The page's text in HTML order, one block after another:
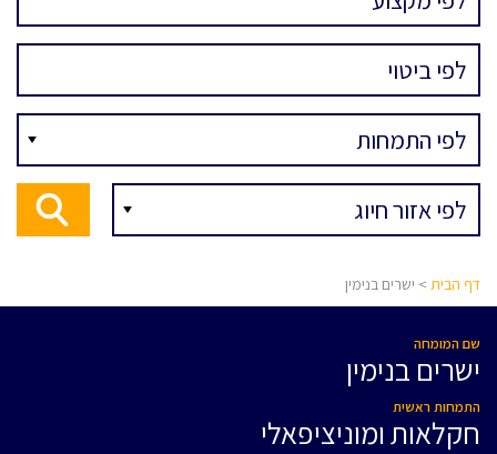
דף הבית > ישרים בנימין
שם המומחה
ישרים בנימין
התמחות ראשית
חקלאות ומוניציפאלי